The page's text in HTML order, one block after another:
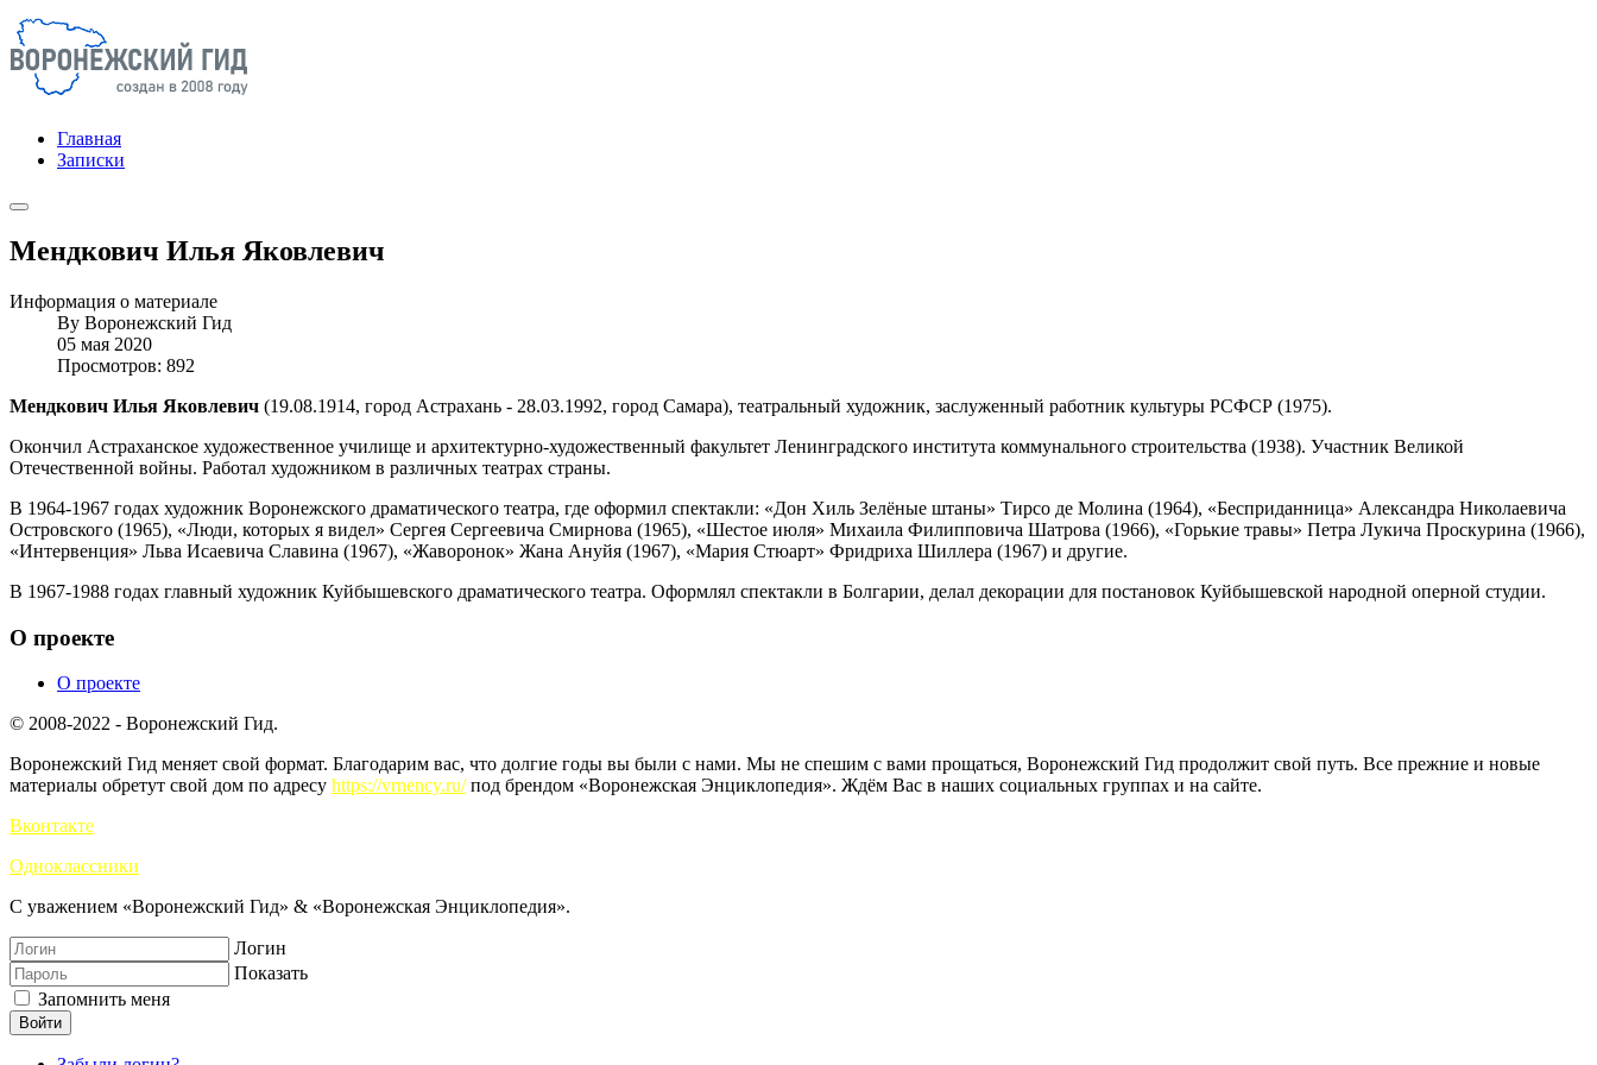
Главная
Записки
Мендкович Илья Яковлевич
Информация о материале
By Воронежский Гид
05 мая 2020
Просмотров: 892
Мендкович Илья Яковлевич (19.08.1914, город Астрахань - 28.03.1992, город Самара), театральный художник, заслуженный работник культуры РСФСР (1975).
Окончил Астраханское художественное училище и архитектурно-художественный факультет Ленинградского института коммунального строительства (1938). Участник Великой
Отечественной войны. Работал художником в различных театрах страны.
В 1964-1967 годах художник Воронежского драматического театра, где оформил спектакли: «Дон Хиль Зелёные штаны» Тирсо де Молина (1964), «Бесприданница» Александра Николаевича
Островского (1965), «Люди, которых я видел» Сергея Сергеевича Смирнова (1965), «Шестое июля» Михаила Филипповича Шатрова (1966), «Горькие травы» Петра Лукича Проскурина (1966),
«Интервенция» Льва Исаевича Славина (1967), «Жаворонок» Жана Ануйя (1967), «Мария Стюарт» Фридриха Шиллера (1967) и другие.
В 1967-1988 годах главный художник Куйбышевского драматического театра. Оформлял спектакли в Болгарии, делал декорации для постановок Куйбышевской народной оперной студии.
О проекте
О проекте
© 2008-2022 - Воронежский Гид.
Воронежский Гид меняет свой формат. Благодарим вас, что долгие годы вы были с нами. Мы не спешим с вами прощаться, Воронежский Гид продолжит свой путь. Все прежние и новые
материалы обретут свой дом по адресу https://vrnency.ru/под брендом «Воронежская Энциклопедия». Ждём Вас в наших социальных группах и на сайте.
Вконтакте
Одноклассники
С уважением «Воронежский Гид» & «Воронежская Энциклопедия».
Логин
Показать
Запомнить меня
Войти